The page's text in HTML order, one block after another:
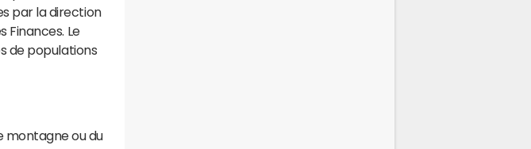
par la direction
Finances. Le
de populations
montagne ou du